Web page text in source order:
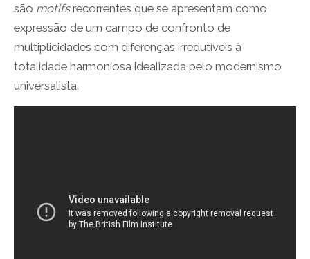
são motifsrecorrentes que se apresentam como
expressão de um campo de confronto de
multiplicidades com diferenças irredutíveis à
totalidade harmoniosa idealizada pelo modernismo
universalista.